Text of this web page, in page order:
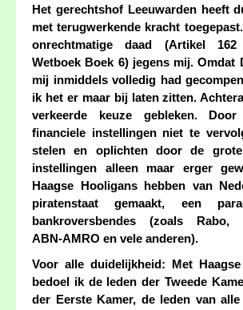
Het gerechtshof Leeuwarden heeft
met terugwerkende kracht
onrechtmatige daad (Artikel 162
Wetboek Boek 6) jegens mij. Omdat
mij inmiddels volledig had
ik het er maar bij laten zitten.
verkeerde keuze gebleken.
financiele instellingen niet te
stelen en oplichten door de grote
instellingen alleen maar erger
Haagse Hooligans hebben van
piratenstaat gemaakt, een
bankroversbendes (zoals Rabo,
ABN-AMRO en vele anderen).
Voor alle duidelijkheid: Met
bedoel ik de leden der Tweede
der Eerste Kamer, de leden van